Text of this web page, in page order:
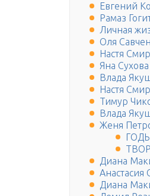
Евгений
Рамаз
Личная
Оля
Настя
Яна Сухова
Влада
Настя
Тимур
Влада
Женя
Диана
Анастасия
Диана